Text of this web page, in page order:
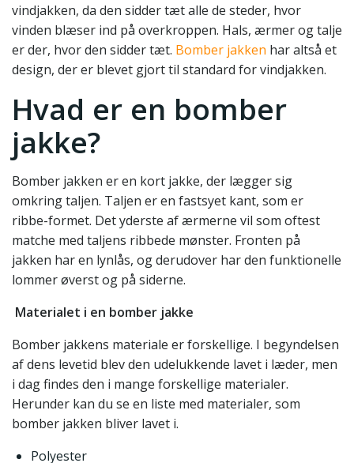
vindjakken, da den sidder tæt alle de steder, hvor
vinden blæser ind på overkroppen. Hals, ærmer og talje
er der, hvor den sidder tæt. Bomber jakken har altså et
design, der er blevet gjort til standard for vindjakken.
Hvad er en bomber
jakke?
Bomber jakken er en kort jakke, der lægger sig
omkring taljen. Taljen er en fastsyet kant, som er
ribbe-formet. Det yderste af ærmerne vil som oftest
matche med taljens ribbede mønster. Fronten på
jakken har en lynlås, og derudover har den funktionelle
lommer øverst og på siderne.
Materialet i en bomber jakke
Bomber jakkens materiale er forskellige. I begyndelsen
af dens levetid blev den udelukkende lavet i læder, men
i dag findes den i mange forskellige materialer.
Herunder kan du se en liste med materialer, som
bomber jakken bliver lavet i.
Polyester